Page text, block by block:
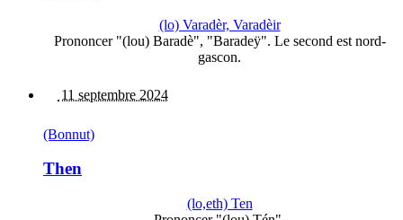
(lo) Varadèr, Varadèir
Prononcer "(lou) Baradè", "Baradeÿ". Le second est nord-
gascon.
11 septembre 2024
(Bonnut)
Then
(lo,eth) Ten